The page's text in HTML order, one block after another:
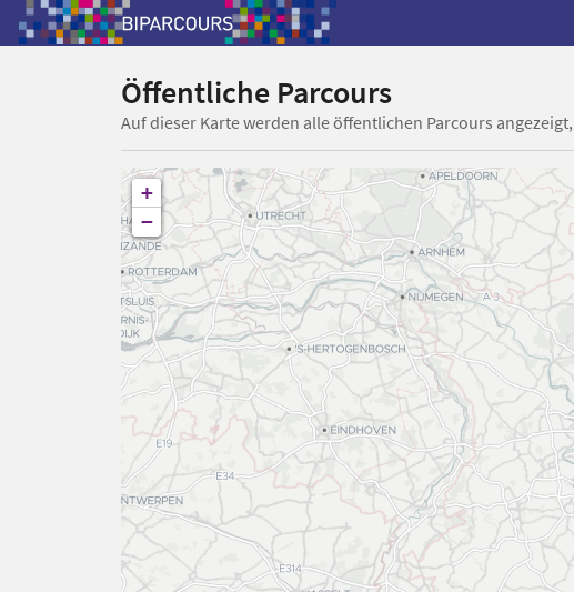
Öffentliche Parcours
Auf dieser Karte werden alle öffentlichen Parcours
+
−